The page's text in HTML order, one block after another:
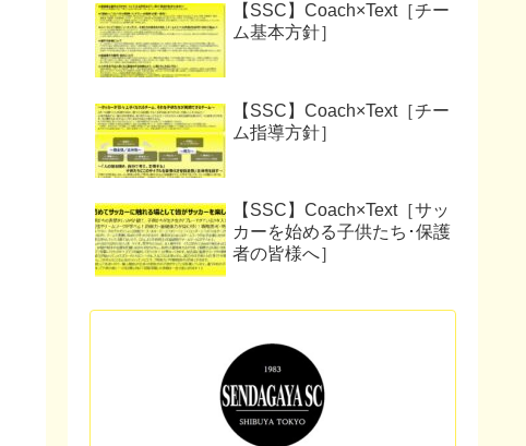
【SSC】Coach×Text［チー
ム基本方針］
【SSC】Coach×Text［チー
ム指導方針］
【SSC】Coach×Text［サッ
カーを始める子供たち･保護
者の皆様へ］